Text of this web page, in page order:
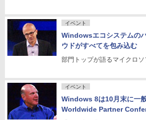
イベント
Windowsエコシステムの
ウドがすべてを包み込む
部門トップが語るマイクロ
イベント
Windows 8は10月末に一
Worldwide Partner